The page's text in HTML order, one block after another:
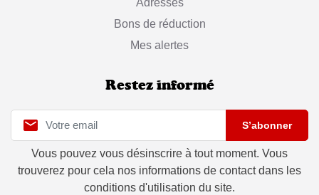
Adresses
Bons de réduction
Mes alertes
Restez informé
 S’abonner
Vous pouvez vous désinscrire à tout moment. Vous
trouverez pour cela nos informations de contact dans les
conditions d'utilisation du site.